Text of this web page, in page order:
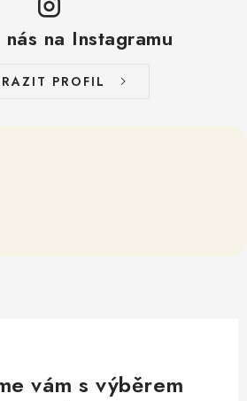
na Instagramu
PROFIL
vám s výběrem